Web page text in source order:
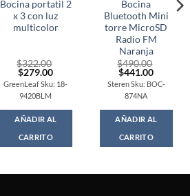
Bocina portatil 2
x 3 con luz
multicolor
$322.00
Original
price
was:
$322.00.
$279.00Current
price
is:
GreenLeaf Sku: 18-
9420BLM
AÑADIR AL
CARRITO
Bocina
Bluetooth Mini
torre MicroSD
Radio FM
Naranja
$490.00
Original
price
was:
$490.00.
$441.00Current
price
is:
Steren Sku: BOC-
874NA
AÑADIR AL
CARRITO